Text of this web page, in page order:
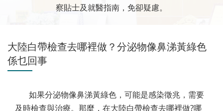
察貼士及就醫指南，免卻疑慮。
大陸白帶檢查去哪裡做？分泌物像鼻涕黃綠色
係乜回事
如果分泌物像鼻涕黃綠色，可能是感染徵兆，需要
及時檢查與治療。那麼，在大陸白帶檢查去哪裡做?哪